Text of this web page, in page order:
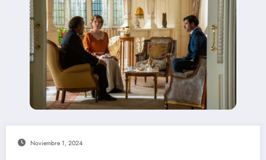
Noviembre 1, 2024